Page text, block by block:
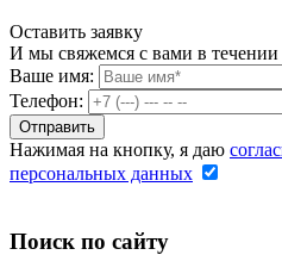
Оставить заявку
И мы свяжемся с вами в
Ваше имя:
Телефон:
Нажимая на кнопку, я даю
персональных данных
Поиск по сайту